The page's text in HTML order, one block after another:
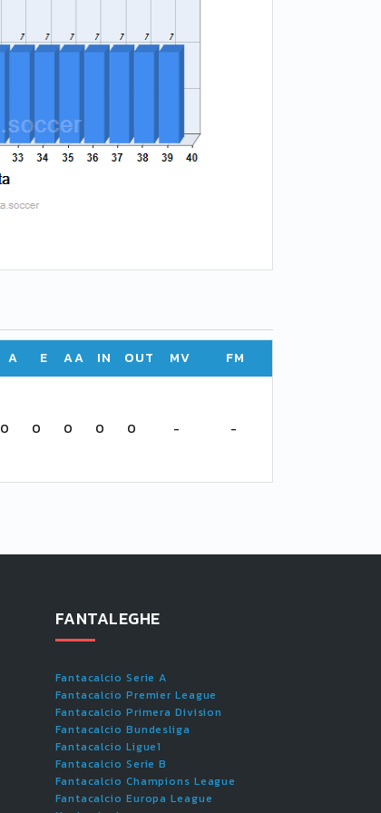
A E AA IN OUT MV FM
0 0 0 0 0 - -
FANTALEGHE
Fantacalcio Serie A
Fantacalcio Premier League
Fantacalcio Primera Division
Fantacalcio Bundesliga
Fantacalcio Ligue1
Fantacalcio Serie B
Fantacalcio Champions League
Fantacalcio Europa League